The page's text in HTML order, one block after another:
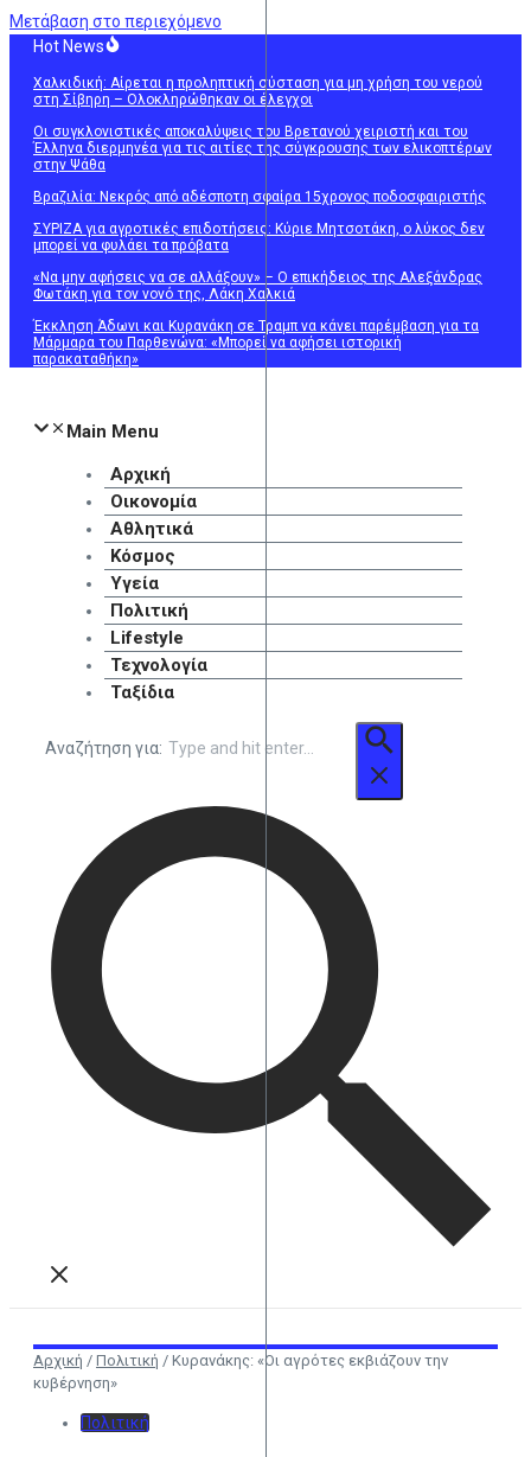
Μετάβαση στο περιεχόμενο
Hot News
Χαλκιδική: Αίρεται η προληπτική σύσταση για μη χρήση του νερού
στη Σίβηρη – Ολοκληρώθηκαν οι έλεγχοι
Οι συγκλονιστικές αποκαλύψεις του Βρετανού χειριστή και του
Έλληνα διερμηνέα για τις αιτίες της σύγκρουσης των ελικοπτέρων
στην Ψάθα
Βραζιλία: Νεκρός από αδέσποτη σφαίρα 15χρονος ποδοσφαιριστής
ΣΥΡΙΖΑ για αγροτικές επιδοτήσεις: Κύριε Μητσοτάκη, ο λύκος δεν
μπορεί να φυλάει τα πρόβατα
«Να μην αφήσεις να σε αλλάξουν» – Ο επικήδειος της Αλεξάνδρας
Φωτάκη για τον νονό της, Λάκη Χαλκιά
Έκκληση Άδωνι και Κυρανάκη σε Τραμπ να κάνει παρέμβαση για τα
Μάρμαρα του Παρθενώνα: «Μπορεί να αφήσει ιστορική
παρακαταθήκη»
Main Menu
Αρχική
Οικονομία
Αθλητικά
Κόσμος
Υγεία
Πολιτική
Lifestyle
Τεχνολογία
Ταξίδια
Αναζήτηση για:
Αρχική / Πολιτική / Κυρανάκης: «Οι αγρότες εκβιάζουν την
κυβέρνηση»
Πολιτική